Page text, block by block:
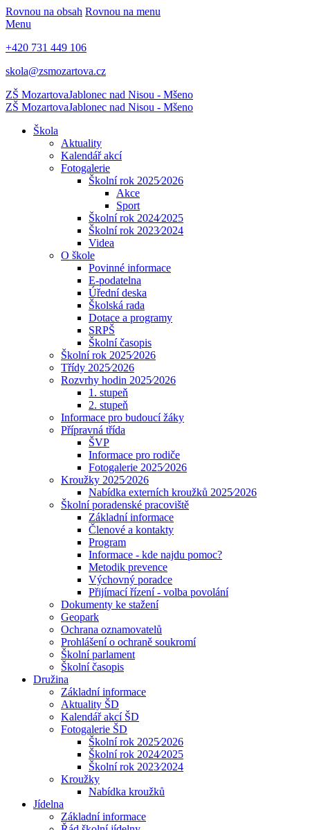
Rovnou na obsah Rovnou na menu
Menu
+420 731 449 106
skola@zsmozartova.cz
ZŠ MozartovaJablonec nad Nisou - Mšeno
ZŠ MozartovaJablonec nad Nisou - Mšeno
Škola
Aktuality
Kalendář akcí
Fotogalerie
Školní rok 2025⁄2026
Akce
Sport
Školní rok 2024⁄2025
Školní rok 2023⁄2024
Videa
O škole
Povinné informace
E-podatelna
Úřední deska
Školská rada
Dotace a programy
SRPŠ
Školní časopis
Školní rok 2025⁄2026
Třídy 2025⁄2026
Rozvrhy hodin 2025⁄2026
1. stupeň
2. stupeň
Informace pro budoucí žáky
Přípravná třída
ŠVP
Informace pro rodiče
Fotogalerie 2025⁄2026
Kroužky 2025⁄2026
Nabídka externích kroužků 2025⁄2026
Školní poradenské pracoviště
Základní informace
Členové a kontakty
Program
Informace - kde najdu pomoc?
Metodik prevence
Výchovný poradce
Přijímací řízení - volba povolání
Dokumenty ke stažení
Geopark
Ochrana oznamovatelů
Prohlášení o ochraně soukromí
Školní parlament
Školní časopis
Družina
Základní informace
Aktuality ŠD
Kalendář akcí ŠD
Fotogalerie ŠD
Školní rok 2025⁄2026
Školní rok 2024⁄2025
Školní rok 2023⁄2024
Kroužky
Nabídka kroužků
Jídelna
Základní informace